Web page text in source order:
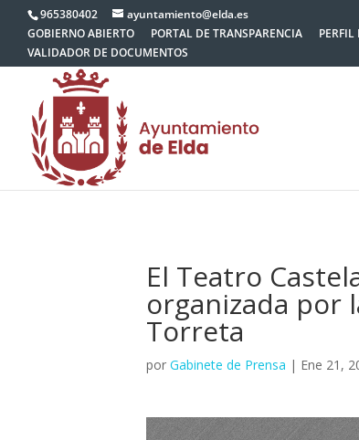
965380402
ayuntamiento@elda.es
GOBIERNO ABIERTO
PORTAL DE TRANSPARENCIA
VALIDADOR DE DOCUMENTOS
El Teatro
organizada por
Torreta
por Gabinete de Prensa | Ene 21,